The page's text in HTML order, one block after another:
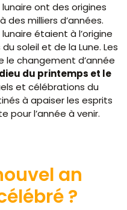
ont des origines
milliers d’années.
étaient à l’origine
soleil et de la Lune. Les
le changement d’année
du printemps et le
et célébrations du
à apaiser les esprits
pour l’année à venir.
an
?